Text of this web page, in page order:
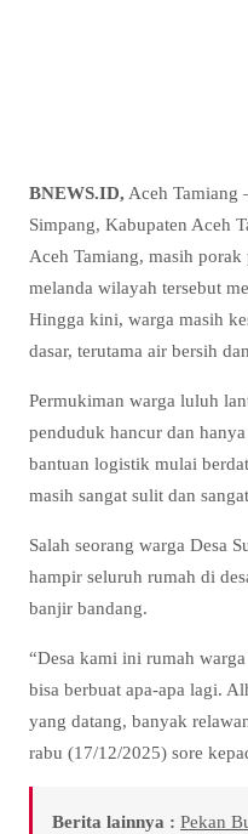
BNEWS.ID, Aceh Tamiang
Simpang, Kabupaten Aceh
Aceh Tamiang, masih
melanda wilayah tersebut
Hingga kini, warga masih
dasar, terutama air bersih
Permukiman warga luluh
penduduk hancur dan
bantuan logistik mulai
masih sangat sulit dan
Salah seorang warga Desa
hampir seluruh rumah di
banjir bandang.
“Desa kami ini rumah
bisa berbuat apa-apa lagi.
yang datang, banyak
rabu (17/12/2025) sore
Berita lainnya : Pekan